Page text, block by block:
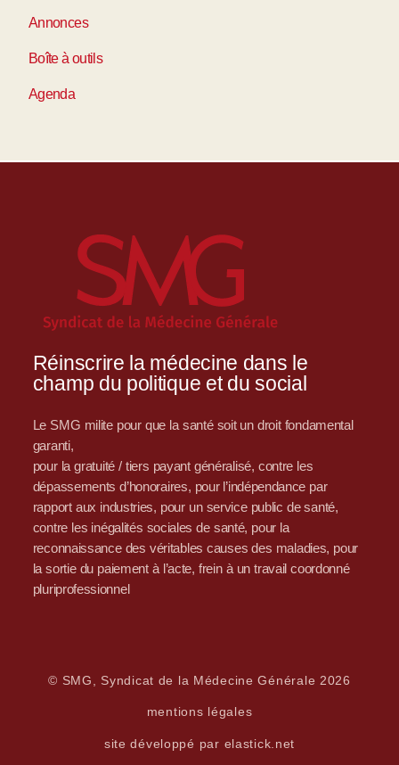
Annonces
Boîte à outils
Agenda
Réinscrire la médecine dans le
champ du politique et du social
Le SMG milite pour que la santé soit un droit fondamental
garanti,
pour la gratuité / tiers payant généralisé, contre les
dépassements d’honoraires, pour l’indépendance par
rapport aux industries, pour un service public de santé,
contre les inégalités sociales de santé, pour la
reconnaissance des véritables causes des maladies, pour
la sortie du paiement à l’acte, frein à un travail coordonné
pluriprofessionnel
© SMG, Syndicat de la Médecine Générale 2026
mentions légales
site développé par elastick.net